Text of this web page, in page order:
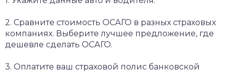
2. Сравните стоимость ОСАГО в разных страховых
компаниях. Выберите лучшее предложение, где
дешевле сделать ОСАГО.
3. Оплатите ваш страховой полис банковской